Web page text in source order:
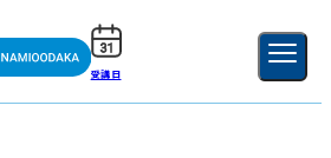
受講日 新規登録